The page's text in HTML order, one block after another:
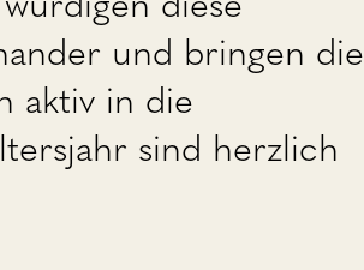
und bringen die
aktiv in die
sind herzlich